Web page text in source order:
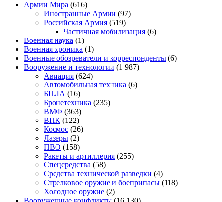
Армии Мира (616)
Иностранные Армии (97)
Российская Армия (519)
Частичная мобилизация (6)
Военная наука (1)
Военная хроника (1)
Военные обозреватели и корреспонденты (6)
Вооружение и технологии (1 987)
Авиация (624)
Автомобильная техника (6)
БПЛА (16)
Бронетехника (235)
ВМФ (363)
ВПК (122)
Космос (26)
Лазеры (2)
ПВО (158)
Ракеты и артиллерия (255)
Спецсредства (58)
Средства технической разведки (4)
Стрелковое оружие и боеприпасы (118)
Холодное оружие (2)